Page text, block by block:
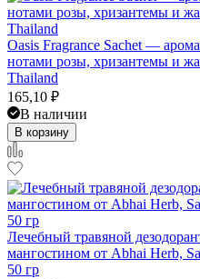
Oasis Fragrance Sachet —
нотами розы, хризантемы и
Thailand
165,10 ₽
В наличии
В корзину
Лечебный травяной
мангостином от Abhai Herb,
50 гр